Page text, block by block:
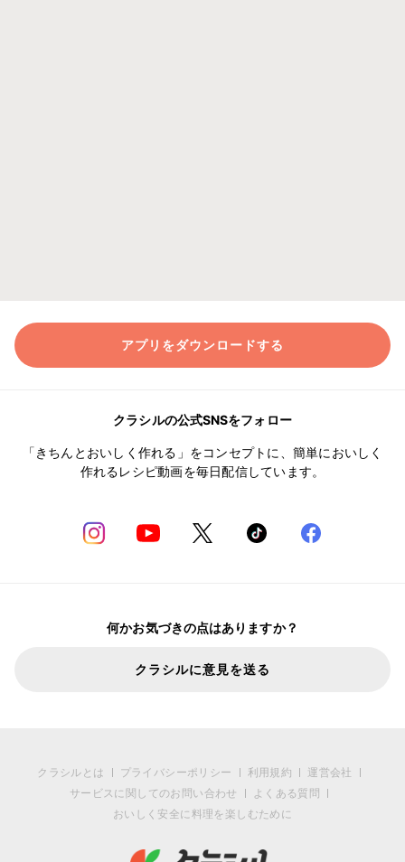
アプリをダウンロードする
クラシルの公式SNSをフォロー
「きちんとおいしく作れる」をコンセプトに、簡単においしく
作れるレシピ動画を毎日配信しています。
何かお気づきの点はありますか？
クラシルに意見を送る
クラシルとは プライバシーポリシー 利用規約
運営会社
サービスに関してのお問い合わせ
よくある質問
おいしく安全に料理を楽しむために